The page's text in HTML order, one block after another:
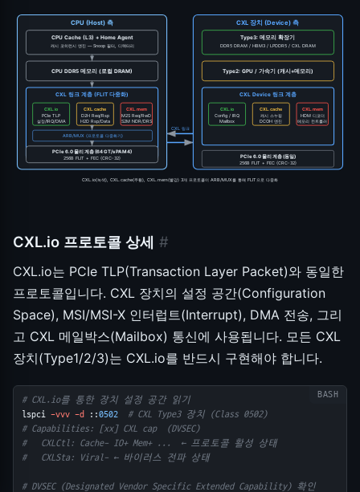
CPU (Host) 측
CPU Cache (L3) + Home Agent
캐시 코히런시 엔진 — Snoop 필터, 디렉터리
CPU DDR5 메모리 (로컬 DRAM)
CXL 링크 계층 (FLIT 다중화)
CXL.io
PCIe TLP
설정/IRQ/DMA
CXL.cache
D2H Req/Rsp
H2D Rsp/Data
CXL.mem
M2S Req/RwD
S2M NDR/DRS
ARB/MUX (프로토콜 다중화기)
PCIe 6.0 물리 계층 (64 GT/s PAM4)
256B FLIT + FEC (CRC-32)
CXL 장치 (Device) 측
Type3: 메모리 확장기
DDR5 DRAM / HBM3 / LPDDR5 / CXL DRAM
Type2: GPU / 가속기 (캐시+메모리)
CXL Device 링크 계층
CXL.io
Config / IRQ
Mailbox
CXL.cache
캐시 스누핑
DCOH 엔진
CXL.mem
HDM 디코더
메모리 컨트롤러
PCIe 6.0 물리 계층 (동일)
256B FLIT + FEC (CRC-32)
CXL 링크
CXL.io(녹색), CXL.cache(주황), CXL.mem(빨강) 3개 프로토콜이 ARB/MUX를 통해 FLIT으로 다중화
CXL.io 프로토콜 상세 #
CXL.io는 PCIe TLP(Transaction Layer Packet)와 동일한
프로토콜입니다. CXL 장치의 설정 공간(Configuration
Space), MSI/MSI-X 인터럽트(Interrupt), DMA 전송, 그리
고 CXL 메일박스(Mailbox) 통신에 사용됩니다. 모든 CXL
장치(Type1/2/3)는 CXL.io를 반드시 구현해야 합니다.
# CXL.io를 통한 장치 설정 공간 읽기
lspci -vvv -d ::0502
# CXL Type3 장치 (Class 0502)
# Capabilities: [xx] CXL cap  (DVSEC)
#   CXLCtl: Cache- IO+ Mem+ ...  ← 프로토콜 활성 상태
#   CXLSta: Viral- ← 바이러스 전파 상태
# DVSEC (Designated Vendor Specific Extended Capability) 확인